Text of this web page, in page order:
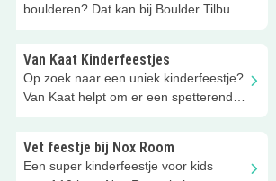
boulderen? Dat kan bij Boulder Tilburg
Van Kaat Kinderfeestjes
Op zoek naar een uniek kinderfeestje?
Van Kaat helpt om er een spetterend
Vet feestje bij Nox Room
Een super kinderfeestje voor kids